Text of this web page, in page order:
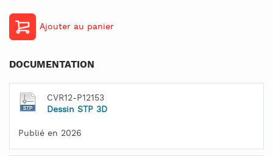
Ajouter au panier
DOCUMENTATION
CVR12-P12153
Dessin STP 3D
Publié en 2026